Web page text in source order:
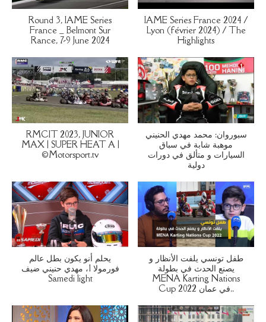
Round 3, IAME Series
France _ Belmont Sur
Rance, 7-9 June 2024
IAME Series France 2024 /
Lyon (février 2024) / The
Highlights
RMCIT 2023, JUNIOR
MAX | SUPER HEAT A |
©Motorsport.tv
سبوروان: محمد مهدي الحنيني
موهبة شابة في سباق
السيارات و متألق في دورات
دولية
يحلم أنو يكون بطل عالم
فورمولا 1، مهدي حنيني ضيف
Samedi light
طفل تونسي يلفت الأنظار و
يصنع الحدث في بطولة
MENA Karting Nations
Cup 2022 في عمان..